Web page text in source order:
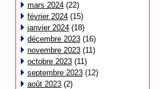
mars 2024 (22)
février 2024 (15)
janvier 2024 (18)
décembre 2023 (16)
novembre 2023 (11)
octobre 2023 (11)
septembre 2023 (12)
août 2023 (2)